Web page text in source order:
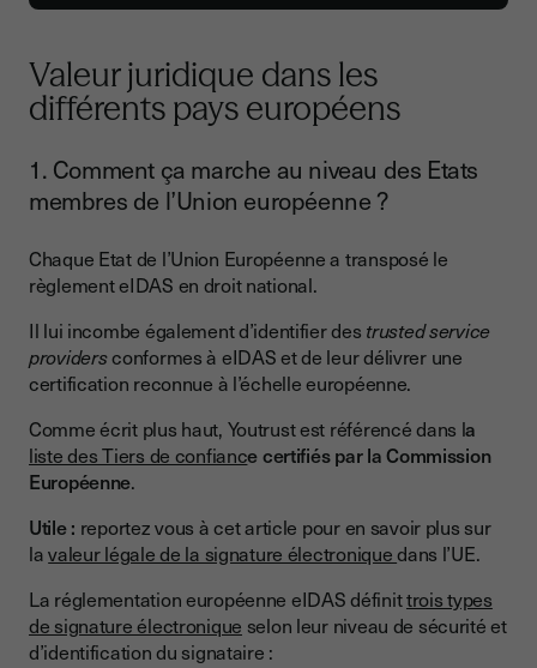
Valeur juridique dans les
différents pays européens
1. Comment ça marche au niveau des Etats
membres de l’Union européenne ?
Chaque Etat de l’Union Européenne a transposé le
règlement eIDAS en droit national.
Il lui incombe également d’identifier des trusted service
providersconformes à eIDAS et de leur délivrer une
certification reconnue à l’échelle européenne.
Comme écrit plus haut, Youtrust est référencé dans la
liste des Tiers de confiance certifiés par la Commission
Européenne.
Utile : reportez vous à cet article pour en savoir plus sur
lavaleur légale de la signature électroniquedans l’UE.
La réglementation européenne eIDAS définittrois types
de signature électronique selon leur niveau de sécurité et
d’identification du signataire :